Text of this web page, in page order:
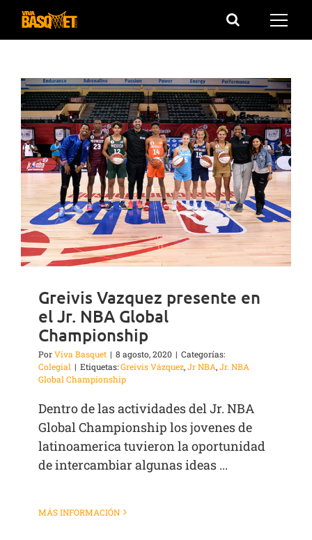
Saltar
Greivis Vazquez presente en
el Jr. NBA Global
Championship
PorViva Basquet | 8 agosto, 2020 | Categorías:
Colegial | Etiquetas:Greivis Vázquez,Jr NBA,Jr. NBA
Global Championship
Dentro de las actividades del Jr. NBA
Global Championship los jovenes de
latinoamerica tuvieron la oportunidad
de intercambiar algunas ideas ...
MÁS INFORMACIÓN